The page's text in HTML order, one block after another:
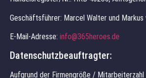
Geschäftsführer: Marcel Walter und Markus
E-Mail-Adresse: info@365heroes.de
Datenschutzbeauftragter:
Aufgrund der Firmengröße / Mitarbeiterzahl